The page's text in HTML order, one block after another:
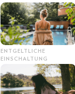
ENTGELTLICHE
EINSCHALTUNG